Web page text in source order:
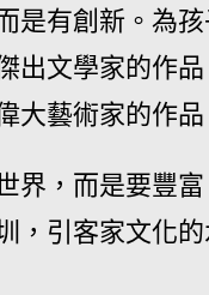
是有創新。為
出文學家的作
大藝術家的作品
界，而是要豐
，引客家文化